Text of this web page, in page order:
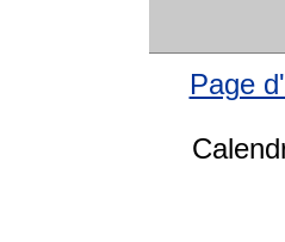
Page